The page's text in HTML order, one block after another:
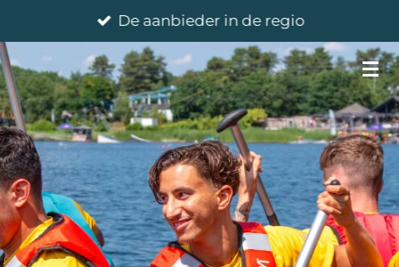
direct
naar
de
hoofdinhoud
De aanbieder in de regio